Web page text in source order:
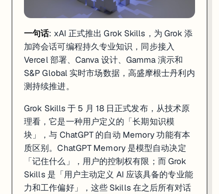
一句话: xAI 正式推出 Grok Skills，为 Grok 添
加跨会话可编程持久专业知识，同步接入
Vercel 部署、Canva 设计、Gamma 演示和
S&P Global 实时市场数据，高盛摩根士丹利内
测持续推进。
Grok Skills 于 5 月 18 日正式发布，从技术原
理看，它是一种用户定义的「长期知识模
块」，与 ChatGPT 的自动 Memory 功能有本
质区别。ChatGPT Memory 是模型自动决定
「记住什么」，用户的控制权有限；而 Grok
Skills 是「用户主动定义 AI 应该具备的专业能
力和工作偏好」，这些 Skills 在之后所有对话